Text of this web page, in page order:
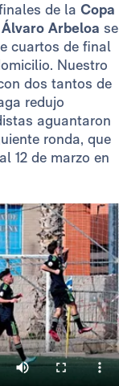
de la Copa
Álvaro Arbeloa se
cuartos de final
Nuestro
dos tantos de
redujo
aguantaron
ronda, que
12 de marzo en